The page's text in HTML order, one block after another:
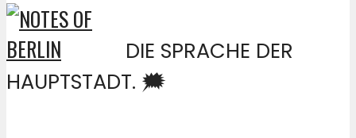
DIE SPRACHE DER
HAUPTSTADT. 🗯️